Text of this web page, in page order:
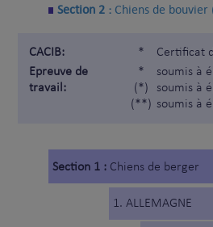
Section 2 : Chiens de bouvier
CACIB: *
Certificat
Epreuve de
travail:
*
(*)
(**)
soumis à
soumis à
soumis à
Section 1 : Chiens de berger
1. ALLEMAGNE